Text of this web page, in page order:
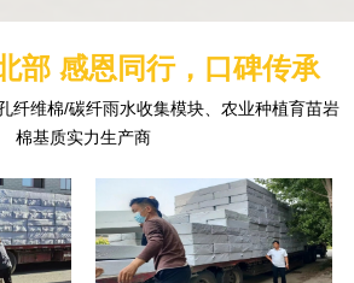
部 感恩同行，口碑传承
纤维棉/碳纤雨水收集模块、农业种植育苗岩
棉基质实力生产商